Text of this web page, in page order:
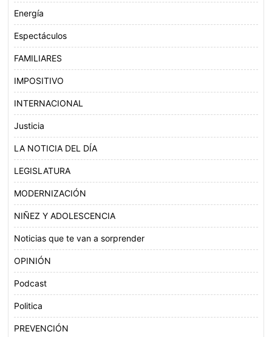
Energía
Espectáculos
FAMILIARES
IMPOSITIVO
INTERNACIONAL
Justicia
LA NOTICIA DEL DÍA
LEGISLATURA
MODERNIZACIÓN
NIÑEZ Y ADOLESCENCIA
Noticias que te van a sorprender
OPINIÓN
Podcast
Politica
PREVENCIÓN